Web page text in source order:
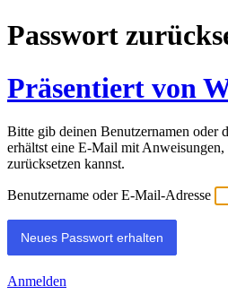
Passwort
Präsentiert von
Bitte gib deinen Benutzernamen oder
erhältst eine E-Mail mit
zurücksetzen kannst.
Benutzername oder E-Mail-Adresse
Anmelden